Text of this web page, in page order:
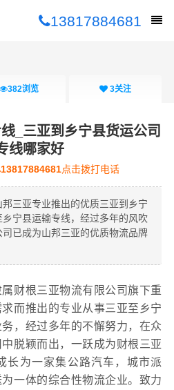
13817884681
382浏览 3关注
_三亚到乡宁县货运公司
线哪家好
13817884681点击拨打电话
三亚专业推出的优质三亚到乡宁
宁县运输专线，经过多年的风吹
已成为山邦三亚的优质物流品牌
财根三亚物流有限公司旗下重
而推出的专业从事三亚至乡宁
，经过多年的不懈努力，在众
脱颖而出，一跃成为财根三亚
长为一家集公路汽车，城市派
一体的综合性物流企业。致力